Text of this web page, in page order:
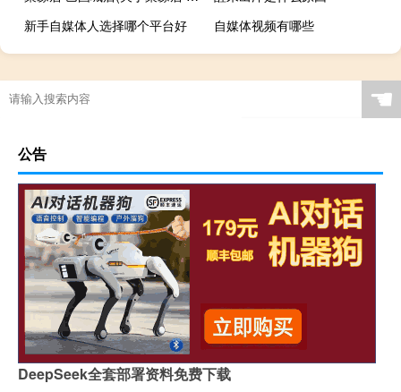
新手自媒体人选择哪个平台好
自媒体视频有哪些
2024学个什么技术好
☚
公告
DeepSeek全套部署资料免费下载